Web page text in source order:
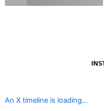
An X timeline is loading...